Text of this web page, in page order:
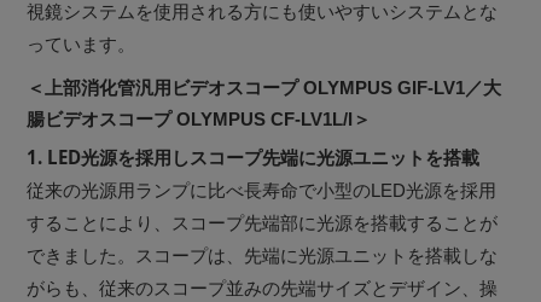
視鏡システムを使用される方にも使いやすいシステムとな
っています。
＜上部消化管汎用ビデオスコープ OLYMPUS GIF-LV1／大
腸ビデオスコープ OLYMPUS CF-LV1L/I＞
1. LED光源を採用しスコープ先端に光源ユニットを搭載
従来の光源用ランプに比べ長寿命で小型のLED光源を採用
することにより、スコープ先端部に光源を搭載することが
できました。スコープは、先端に光源ユニットを搭載しな
がらも、従来のスコープ並みの先端サイズとデザイン、操